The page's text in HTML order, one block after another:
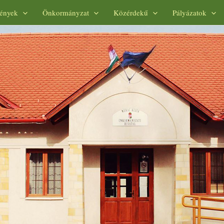
Önkormányzat Közérdekű Pályázatok